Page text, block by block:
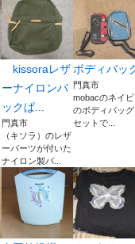
kissoraレザ
ーナイロンバ
ックぱ...
門真市
（キソラ）のレザ
ーパーツが付いた
ナイロン製バ...
ボディバッ
門真市
mobacのネイビ
のボディバッグ
セットで...